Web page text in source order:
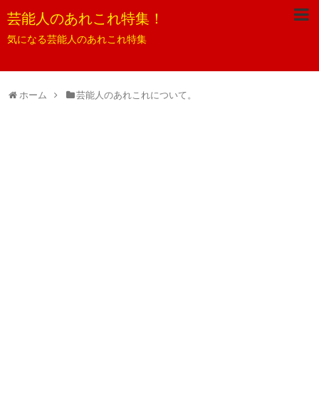
芸能人のあれこれ特集！
気になる芸能人のあれこれ特集
ホーム 芸能人のあれこれについて。